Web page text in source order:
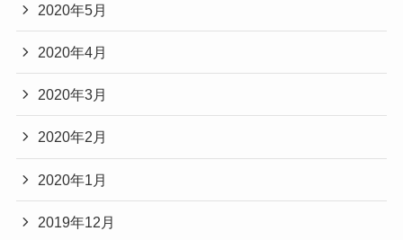
2020年5月
2020年4月
2020年3月
2020年2月
2020年1月
2019年12月